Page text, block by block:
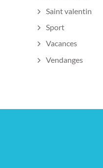
Saint valentin
Sport
Vacances
Vendanges